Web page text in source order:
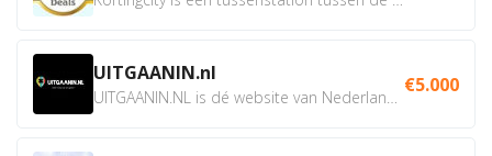
UITGAANIN.nl €5.000